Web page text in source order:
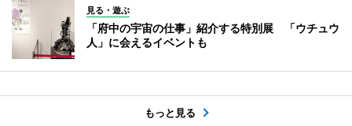
見る・遊ぶ
「府中の宇宙の仕事」紹介する特別展 「ウチュウ
人」に会えるイベントも
もっと見る